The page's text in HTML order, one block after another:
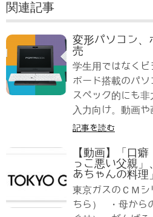
関連記事
変形パソコン、
売
学生用ではなく
ボード搭載のパソ
スペック的にも
入力向け。動画や
記事を読む
【動画】「口
っこ悪い父親
あちゃんの料理」
東京ガスのＣＭシ
ちら） ・母から